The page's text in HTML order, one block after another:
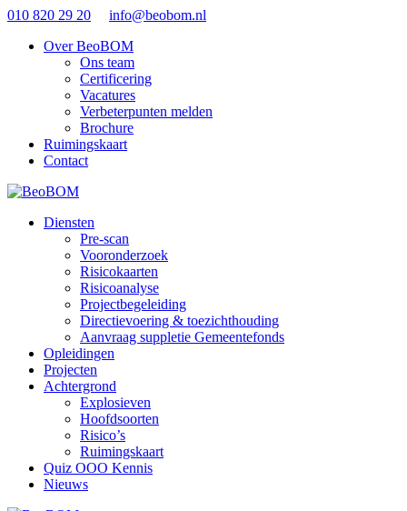
010 820 29 20
info@beobom.nl
Over BeoBOM
Ons team
Certificering
Vacatures
Verbeterpunten melden
Brochure
Ruimingskaart
Contact
Diensten
Pre-scan
Vooronderzoek
Risicokaarten
Risicoanalyse
Projectbegeleiding
Directievoering & toezichthouding
Aanvraag suppletie Gemeentefonds
Opleidingen
Projecten
Achtergrond
Explosieven
Hoofdsoorten
Risico’s
Ruimingskaart
Quiz OOO Kennis
Nieuws